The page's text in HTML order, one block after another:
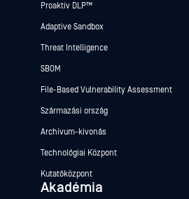
Proaktív DLP™
Adaptive Sandbox
Threat Intelligence
SBOM
File-Based Vulnerability Assessment
Származási ország
Archívum-kivonás
Technológiai Központ
Kutatóközpont
Akadémia